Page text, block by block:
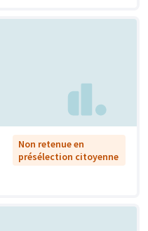
Non retenue en
présélection citoyenne